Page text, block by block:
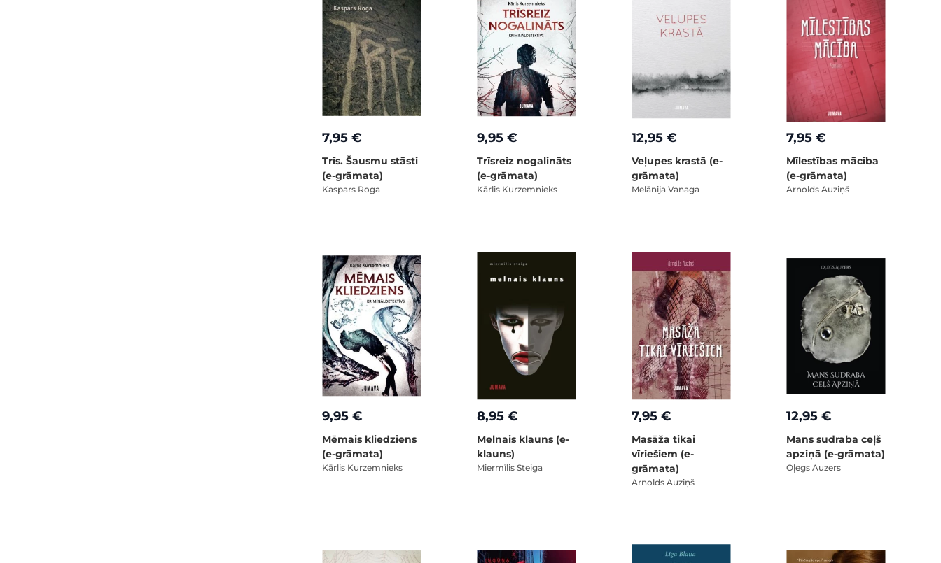
7,95 €
Trīs. Šausmu stāsti
(e-grāmata)
Kaspars Roga
9,95 €
Trīsreiz nogalināts
(e-grāmata)
Kārlis Kurzemnieks
12,95 €
Veļupes krastā (e-
grāmata)
Melānija Vanaga
7,95 €
Mīlestības mācība
(e-grāmata)
Arnolds Auziņš
9,95 €
Mēmais kliedziens
(e-grāmata)
Kārlis Kurzemnieks
8,95 €
Melnais klauns (e-
klauns)
Miermīlis Steiga
7,95 €
Masāža tikai
vīriešiem (e-
grāmata)
Arnolds Auziņš
12,95 €
Mans sudraba ceļš
apziņā (e-grāmata)
Oļegs Auzers